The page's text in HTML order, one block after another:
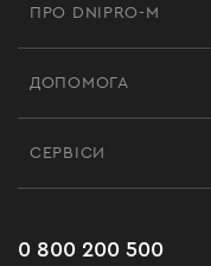
ПРО DNIPRO-M
Відгуки
Чорна п'ятниця
ДОПОМОГА
Поширені запитання
СЕРВІСИ
0 800 200 500